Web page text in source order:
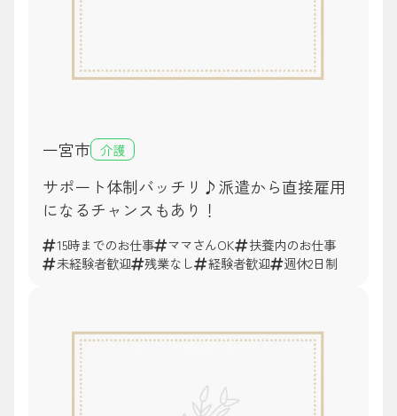
一宮市 介護
サポート体制バッチリ♪派遣から直接雇用
になるチャンスもあり！
15時までのお仕事 ママさんOK
扶養内のお仕事
未経験者歓迎
残業なし 経験者歓迎 週休2日制